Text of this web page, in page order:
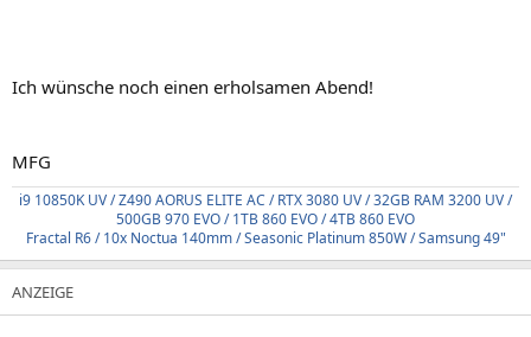
Ich wünsche noch einen erholsamen Abend!
MFG
i9 10850K UV / Z490 AORUS ELITE AC / RTX 3080 UV / 32GB RAM 3200 UV /
500GB 970 EVO / 1TB 860 EVO / 4TB 860 EVO
Fractal R6 / 10x Noctua 140mm / Seasonic Platinum 850W / Samsung 49"